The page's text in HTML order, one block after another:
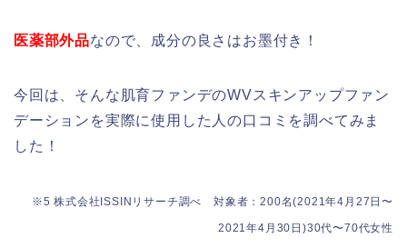
医薬部外品なので、成分の良さはお墨付き！
今回は、そんな肌育ファンデのWVスキンアップファン
デーションを実際に使用した人の口コミを調べてみま
した！
※5 株式会社ISSINリサーチ調べ 対象者：200名(2021年4月27日〜
2021年4月30日)30代〜70代女性